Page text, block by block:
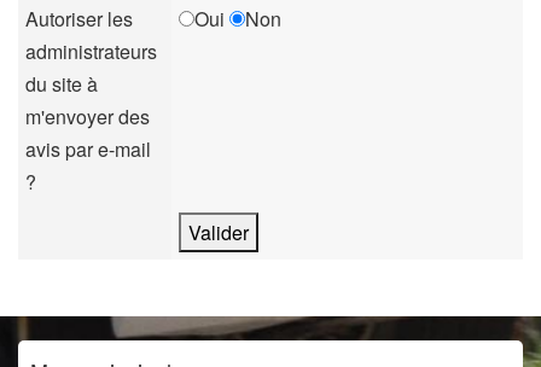
Autoriser les
administrateurs
du site à
m'envoyer des
avis par e-mail
?
Oui Non